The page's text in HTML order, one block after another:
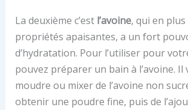
La deuxième c’est l’avoine, qui en plus
propriétés apaisantes, a un fort
d’hydratation. Pour l’utiliser pour
pouvez préparer un bain à l’avoine. Il
moudre ou mixer de l’avoine non
obtenir une poudre fine, puis de